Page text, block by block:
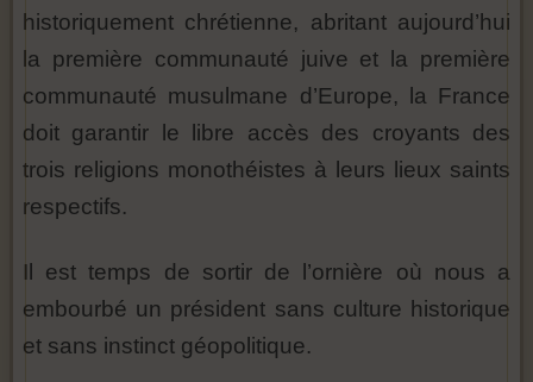
historiquement chrétienne, abritant aujourd’hui
la première communauté juive et la première
communauté musulmane d’Europe, la France
doit garantir le libre accès des croyants des
trois religions monothéistes à leurs lieux saints
respectifs.
Il est temps de sortir de l’ornière où nous a
embourbé un président sans culture historique
et sans instinct géopolitique.